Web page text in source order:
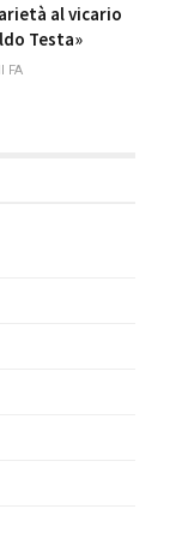
al vicario
Testa»
FA